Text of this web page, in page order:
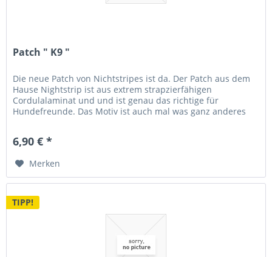
Patch " K9 "
Die neue Patch von Nichtstripes ist da. Der Patch aus dem
Hause Nightstrip ist aus extrem strapzierfähigen
Cordulalaminat und und ist genau das richtige für
Hundefreunde. Das Motiv ist auch mal was ganz anderes
6,90 € *
Merken
TIPP!